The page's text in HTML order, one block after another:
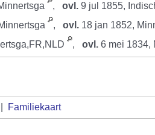
, ovl. 9 jul 1855,
, ovl. 18 jan 1852,
, ovl. 6 mei 1834,
Familiekaart